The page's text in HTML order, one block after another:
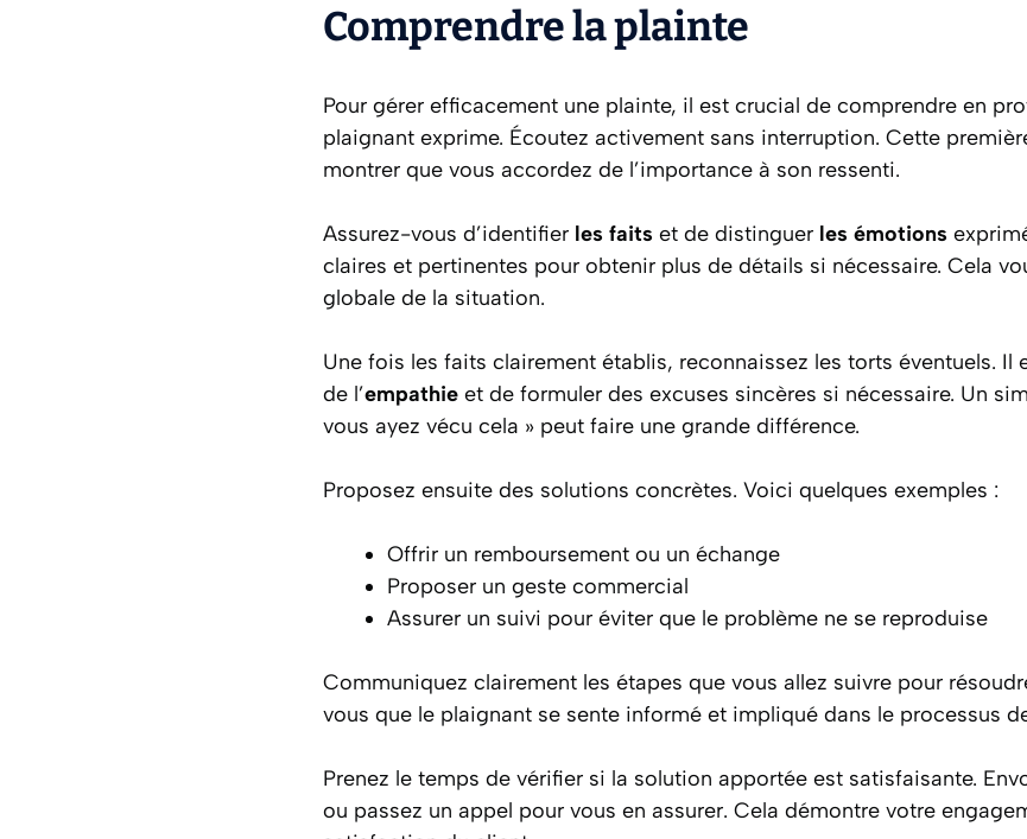
Comprendre la plainte
Pour gérer efficacement une plainte, il est crucial de comprendre en
plaignant exprime. Écoutez activement sans interruption. Cette
montrer que vous accordez de l’importance à son ressenti.
Assurez-vous d’identifier les faits et de distinguer les émotions
claires et pertinentes pour obtenir plus de détails si nécessaire. Cela
globale de la situation.
Une fois les faits clairement établis, reconnaissez les torts éventuels. Il
de l’empathie et de formuler des excuses sincères si nécessaire. Un
vous ayez vécu cela » peut faire une grande différence.
Proposez ensuite des solutions concrètes. Voici quelques exemples :
Offrir un remboursement ou un échange
Proposer un geste commercial
Assurer un suivi pour éviter que le problème ne se reproduise
Communiquez clairement les étapes que vous allez suivre pour
vous que le plaignant se sente informé et impliqué dans le processus
Prenez le temps de vérifier si la solution apportée est satisfaisante.
ou passez un appel pour vous en assurer. Cela démontre votre